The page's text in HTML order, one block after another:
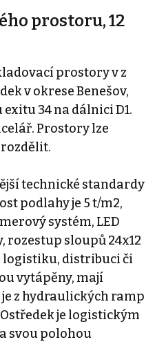
prostoru, 12
prostory v z
v okrese Benešov,
34 na dálnici D1.
Prostory lze
technické standardy
podlahy je 5 t/m2,
systém, LED
rozestup sloupů 24x12
logistiku, distribuci či
vytápěny, mají
z hydraulických ramp
je logistickým
svou polohou